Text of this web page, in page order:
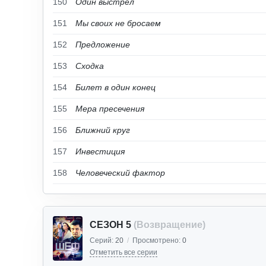
151 Мы своих не бросаем
152 Предложение
153 Сходка
154 Билет в один конец
155 Мера пресечения
156 Ближний круг
157 Инвестиция
158 Человеческий фактор
СЕЗОН 5 (Возвращение)
Серий: 20 / Просмотрено: 0
Отметить все серии